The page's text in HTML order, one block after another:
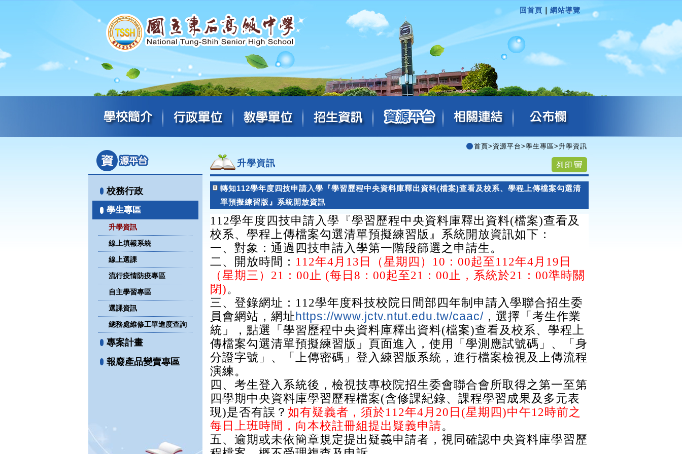
回首頁 網站導覽
校務行政
學生專區
升學資訊
線上填報系統
線上選課
流行疫情防疫專區
自主學習專區
選課資訊
總務處維修工單進度查詢
專案計畫
報廢產品變賣專區
首頁> 資源平台>學生專區>升學資訊
升學資訊
轉知112學年度四技申請入學『學習歷程中央資料庫釋出資料(檔案)查看及校系、學程上傳檔案勾選清
單預擬練習版』系統開放資訊
112學年度四技申請入學『學習歷程中央資料庫釋出資料(檔案)查看及
校系、學程上傳檔案勾選清單預擬練習版』系統開放資訊如下：
一、對象：通過四技申請入學第一階段篩選之申請生。
二、開放時間： 112年4月13日（星期四）10：00起至112年4月19日
（星期三）21：00止 (每日8：00起至21：00止，系統於21：00準時關
閉)。
三、登錄網址：112學年度科技校院日間部四年制申請入學聯合招生委
員會網站，網址https://www.jctv.ntut.edu.tw/caac/ ，選擇「考生作業
統」，點選「學習歷程中央資料庫釋出資料(檔案)查看及校系、學程上
傳檔案勾選清單預擬練習版」頁面進入，使用「學測應試號碼」、「身
分證字號」、「上傳密碼」登入練習版系統，進行檔案檢視及上傳流程
演練。
四、考生登入系統後，檢視技專校院招生委會聯合會所取得之第一至第
四學期中央資料庫學習歷程檔案(含修課紀錄、課程學習成果及多元表
現)是否有誤？ 如有疑義者，須於112年4月20日(星期四)中午12時前之
每日上班時間，向本校註冊組提出疑義申請。
五、逾期或未依簡章規定提出疑義申請者，視同確認中央資料庫學習歷